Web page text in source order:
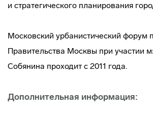
и стратегического планирования
Московский урбанистический форум
Правительства Москвы при участии
Собянина проходит с 2011 года.
Дополнительная информация: